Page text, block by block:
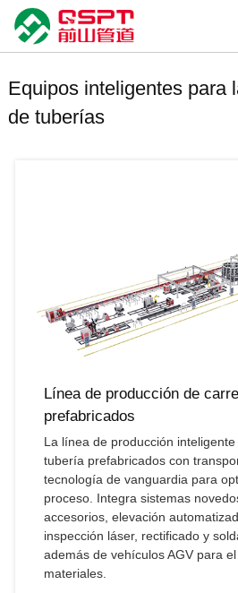
Equipos inteligentes para
de tuberías
Línea de producción de
prefabricados
La línea de producción
tubería prefabricados con
tecnología de vanguardia para
proceso. Integra sistemas
accesorios, elevación
inspección láser, rectificado y
además de vehículos AGV para
materiales.